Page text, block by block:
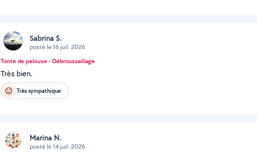
Sabrina S.
posté le 16 juil. 2026
Tonte de pelouse - Débroussaillage
Très bien.
Très sympathique
Marina N.
posté le 14 juil. 2026